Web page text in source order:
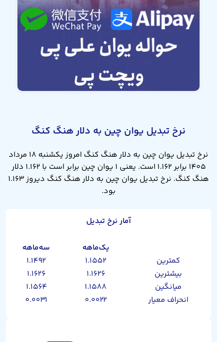
نرخ تبدیل یوان چین به دلار هنگ کنگ
نرخ تبدیل یوان چین به دلار هنگ کنگ امروز یکشنبه ۱۸ مرداد
۱۴۰۵ برابر ۱.۱۶۲ است. یعنی ۱ یوان چین برابر است با ۱.۱۶۲ دلار
هنگ کنگ. نرخ تبدیل یوان چین به دلار هنگ کنگ دیروز ۱.۱۶۳
بود.
آمار نرخ تبدیل
یک‌ماهه
سه‌ماهه
کمترین
۱.۱۵۵۲
۱.۱۴۹۲
بیشترین
۱.۱۶۲۶
۱.۱۶۲۶
میانگین
۱.۱۵۸۸
۱.۱۵۶۴
انحراف معیار
۰.۰۰۲۲ ۰.۰۰۳۱